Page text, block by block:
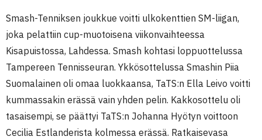
Smash-Tenniksen joukkue voitti ulkokenttien SM-liigan,
joka pelattiin cup-muotoisena viikonvaihteessa
Kisapuistossa, Lahdessa. Smash kohtasi loppuottelussa
Tampereen Tennisseuran. Ykkösottelussa Smashin Piia
Suomalainen oli omaa luokkaansa, TaTS:n Ella Leivo voitti
kummassakin erässä vain yhden pelin. Kakkosottelu oli
tasaisempi, se päättyi TaTS:n Johanna Hyötyn voittoon
Cecilia Estlanderista kolmessa erässä. Ratkaisevasa